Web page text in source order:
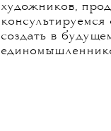
художников,
создать в